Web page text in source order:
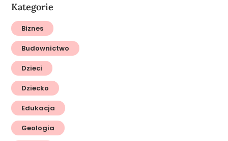
Kategorie
Biznes
Budownictwo
Dzieci
Dziecko
Edukacja
Geologia